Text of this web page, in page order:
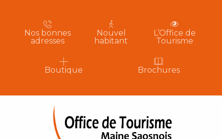
Nos bonnes
adresses
Nouvel
habitant
L’Office de
Tourisme
Boutique Brochures